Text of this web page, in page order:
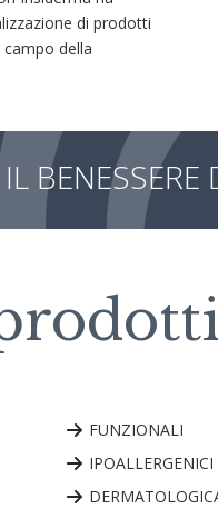
di prodotti
della
IL
FUNZIONALI
IPOALLERGENICI